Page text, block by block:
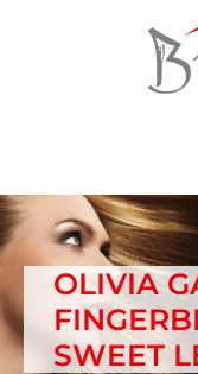
OLIVIA
SWEET